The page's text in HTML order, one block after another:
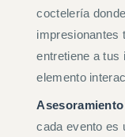
coctelería
impresionantes
entretiene a tus
elemento
cada evento es